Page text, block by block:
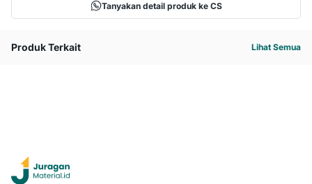
Tanyakan detail produk ke CS
Produk Terkait Lihat Semua